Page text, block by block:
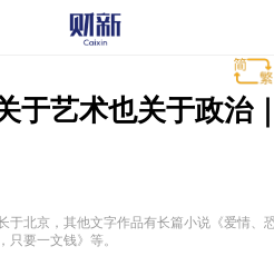
于艺术也关于政治
于北京，其他文字作品有长篇小说《爱情、
只要一文钱》等。